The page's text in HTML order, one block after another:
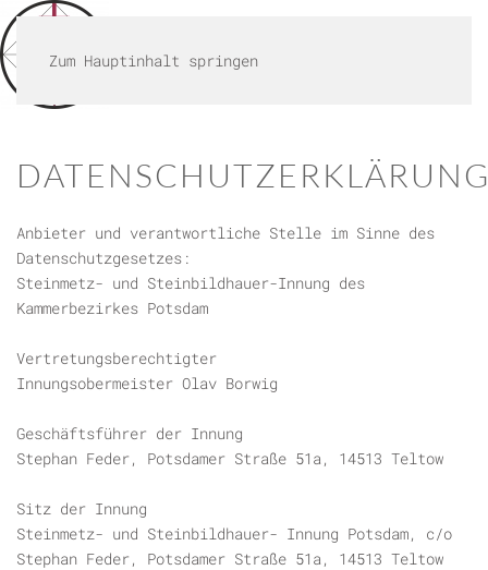
Zum Hauptinhalt springen
Anbieter und verantwortliche Stelle im Sinne des
Datenschutzgesetzes:
Steinmetz- und Steinbildhauer-Innung des
Kammerbezirkes Potsdam
Vertretungsberechtigter
Innungsobermeister Olav Borwig
Geschäftsführer der Innung
Stephan Feder, Potsdamer Straße 51a, 14513 Teltow
Sitz der Innung
Steinmetz- und Steinbildhauer- Innung Potsdam, c/o
Stephan Feder, Potsdamer Straße 51a, 14513 Teltow